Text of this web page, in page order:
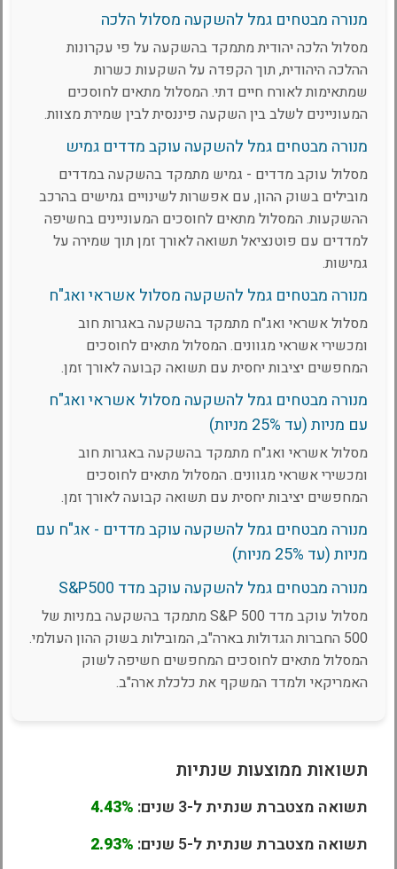
מנורה מבטחים גמל להשקעה מסלול הלכה
מסלול הלכה יהודית מתמקד בהשקעה על פי עקרונות
ההלכה היהודית, תוך הקפדה על השקעות כשרות
שמתאימות לאורח חיים דתי. המסלול מתאים לחוסכים
המעוניינים לשלב בין השקעה פיננסית לבין שמירת מצוות.
מנורה מבטחים גמל להשקעה עוקב מדדים גמיש
מסלול עוקב מדדים - גמיש מתמקד בהשקעה במדדים
מובילים בשוק ההון, עם אפשרות לשינויים גמישים בהרכב
ההשקעות. המסלול מתאים לחוסכים המעוניינים בחשיפה
למדדים עם פוטנציאל תשואה לאורך זמן תוך שמירה על
גמישות.
מנורה מבטחים גמל להשקעה מסלול אשראי ואג"ח
מסלול אשראי ואג"ח מתמקד בהשקעה באגרות חוב
ומכשירי אשראי מגוונים. המסלול מתאים לחוסכים
המחפשים יציבות יחסית עם תשואה קבועה לאורך זמן.
מנורה מבטחים גמל להשקעה מסלול אשראי ואג"ח
עם מניות (עד 25% מניות)
מסלול אשראי ואג"ח מתמקד בהשקעה באגרות חוב
ומכשירי אשראי מגוונים. המסלול מתאים לחוסכים
המחפשים יציבות יחסית עם תשואה קבועה לאורך זמן.
מנורה מבטחים גמל להשקעה עוקב מדדים - אג"ח עם
מניות (עד 25% מניות)
מנורה מבטחים גמל להשקעה עוקב מדד S&P500
מסלול עוקב מדד S&P 500 מתמקד בהשקעה במניות של
500 החברות הגדולות בארה"ב, המובילות בשוק ההון העולמי.
המסלול מתאים לחוסכים המחפשים חשיפה לשוק
האמריקאי ולמדד המשקף את כלכלת ארה"ב.
תשואות ממוצעות שנתיות
תשואה מצטברת שנתית ל-3 שנים:
4.43%
תשואה מצטברת שנתית ל-5 שנים:
2.93%